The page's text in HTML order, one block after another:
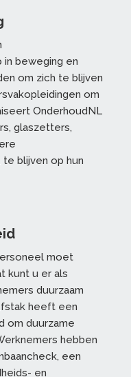
beweging en
om zich te blijven
om
OnderhoudNL
glaszetters,
blijven op hun
moet
kunt u er als
duurzaam
heeft een
om duurzame
hebben
een
en